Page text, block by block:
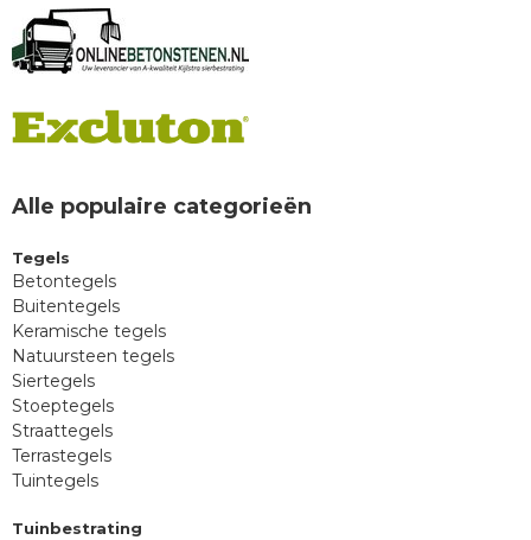
Alle populaire categorieën
Tegels
Betontegels
Buitentegels
Keramische tegels
Natuursteen tegels
Siertegels
Stoeptegels
Straattegels
Terrastegels
Tuintegels
Tuinbestrating